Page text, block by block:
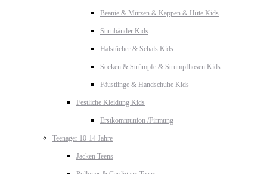
Beanie & Mützen & Kappen & Hüte Kids
Stirnbänder Kids
Halstücher & Schals Kids
Socken & Strümpfe & Strumpfhosen Kids
Fäustlinge & Handschuhe Kids
Festliche Kleidung Kids
Erstkommunion /Firmung
Teenager 10-14 Jahre
Jacken Teens